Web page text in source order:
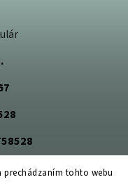
prechádzaním tohto webu